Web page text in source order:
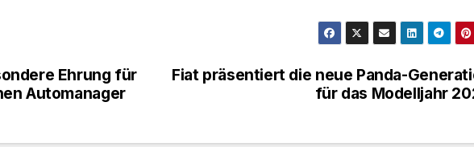
Fiat präsentiert die neue Panda-
für das Modelljahr
Ehrung für
Automanager